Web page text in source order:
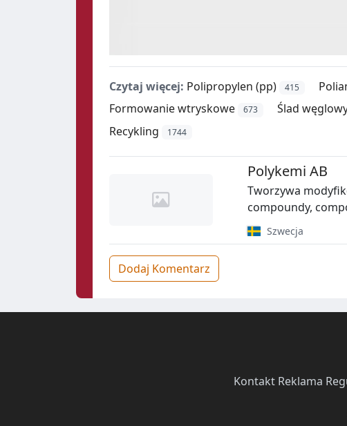
Czytaj więcej: Polipropylen (pp) 415
Formowanie wtryskowe 673 Ślad
Recykling 1744
Polykemi AB
Tworzywa
compoundy,
Szwecja
Dodaj Komentarz
Kontakt· Reklama